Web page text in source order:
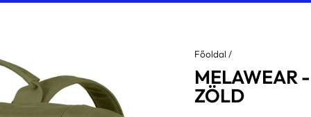
Diavetítés
Főoldal /
MELAWEAR
ZÖLD